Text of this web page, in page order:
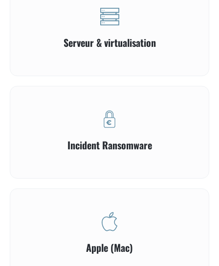
Serveur & virtualisation
Incident Ransomware
Apple (Mac)